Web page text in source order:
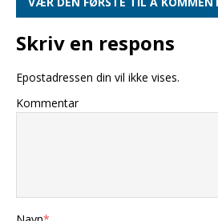
Skriv en respons
Epostadressen din vil ikke vises.
Kommentar